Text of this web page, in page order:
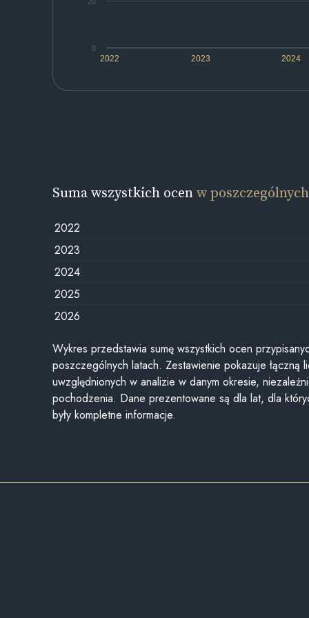
2022 2023 2024
0
Suma wszystkich ocenw
2022
2023
2024
2025
2026
Wykres przedstawia sumę wszystkich ocen
poszczególnych latach. Zestawienie pokazuje łączną
uwzględnionych w analizie w danym okresie,
pochodzenia. Dane prezentowane są dla lat, dla
były kompletne informacje.